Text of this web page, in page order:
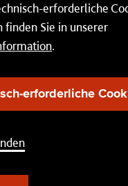
erforderliche
Sie in unserer
.
erforderliche